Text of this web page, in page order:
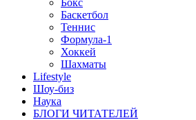
Бокс
Баскетбол
Теннис
Формула-1
Хоккей
Шахматы
Lifestyle
Шоу-биз
Наука
БЛОГИ ЧИТАТЕЛЕЙ